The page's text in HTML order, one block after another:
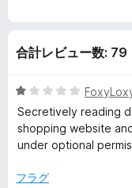
+
(
O
5
評
価
合計レビュー数: 79
5
段
階
中
の
Secretively reading
shopping website
under optional
フラグ